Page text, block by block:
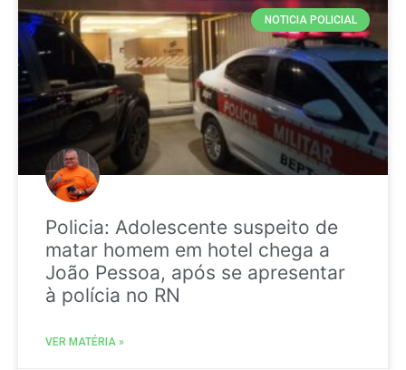
NOTICIA POLICIAL
Policia: Adolescente suspeito de
matar homem em hotel chega a
João Pessoa, após se apresentar
à polícia no RN
VER MATÉRIA »